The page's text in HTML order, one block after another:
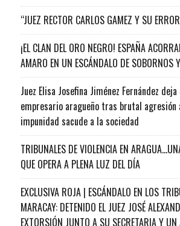
“JUEZ RECTOR CARLOS GAMEZ Y SU
¡EL CLAN DEL ORO NEGRO! ESPAÑA
AMARO EN UN ESCÁNDALO DE SOBORNOS
Juez Elisa Josefina Jiménez Fernández
empresario aragueño tras brutal agresión
impunidad sacude a la sociedad
TRIBUNALES DE VIOLENCIA EN
QUE OPERA A PLENA LUZ DEL DÍA
EXCLUSIVA ROJA | ESCÁNDALO EN LOS
MARACAY: DETENIDO EL JUEZ JOSÉ
EXTORSIÓN JUNTO A SU SECRETARIA Y UN